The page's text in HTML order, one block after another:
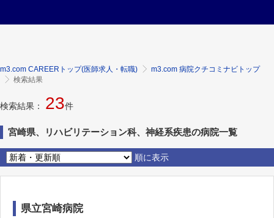
m3.com CAREERトップ(医師求人・転職)
m3.com 病院クチコミナビトップ
検索結果
検索結果： 23件
宮崎県、リハビリテーション科、神経系疾患の病院一覧
順に表示
県立宮崎病院